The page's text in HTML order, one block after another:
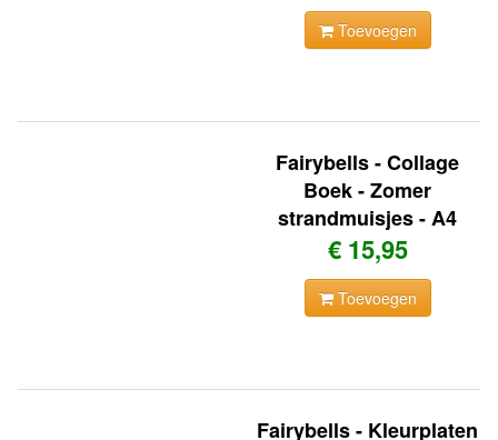
Toevoegen
Fairybells - Collage
Boek - Zomer
strandmuisjes - A4
€ 15,95
Toevoegen
Fairybells - Kleurplaten